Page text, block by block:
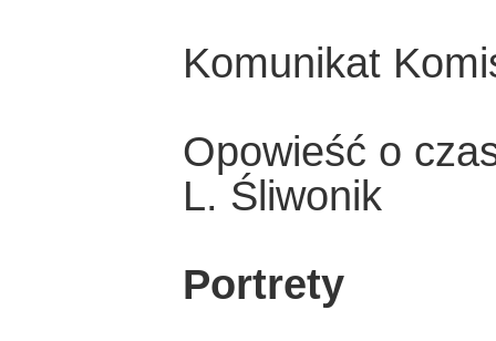
Komunikat
Opowieść o
L. Śliwonik
Portrety